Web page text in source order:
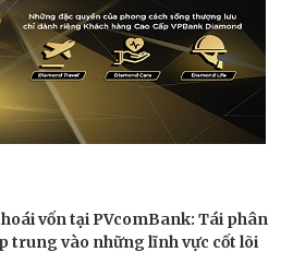
vốn tại PVcomBank: Tái phân
trung vào những lĩnh vực cốt lõi